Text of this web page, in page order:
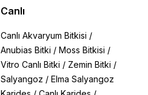
Canlı
Canlı Akvaryum Bitkisi /
Anubias Bitki /Moss Bitkisi /
Vitro Canlı Bitki / Zemin Bitki /
Salyangoz /Elma Salyangoz